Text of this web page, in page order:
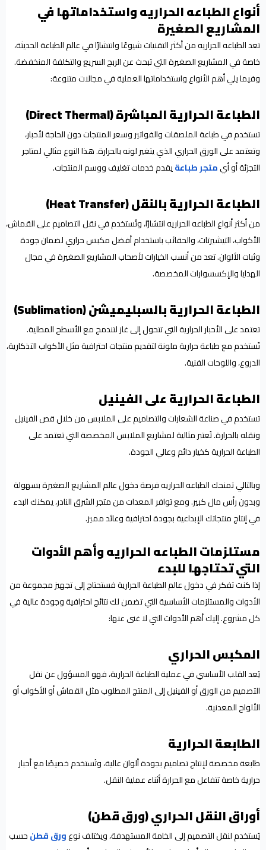
أنواع الطباعه الحراريه واستخداماتها في
المشاريع الصغيرة
تعد الطباعه الحراريه من أكثر التقنيات شيوعًا وانتشارًا في عالم الطباعة الحديثة،
خاصة في المشاريع الصغيرة التي تبحث عن الربح السريع والتكلفة المنخفضة.
وفيما يلي أهم الأنواع واستخداماتها العملية في مجالات متنوعة:
الطباعة الحرارية المباشرة (Direct Thermal)
تستخدم في طباعة الملصقات والفواتير وسعر المنتجات دون الحاجة لأحبار،
وتعتمد على الورق الحراري الذي يتغير لونه بالحرارة. هذا النوع مثالي لمتاجر
التجزئة أو أيمتجر طباعةيقدم خدمات تغليف ووسم المنتجات.
الطباعة الحرارية بالنقل (Heat Transfer)
من أكثر أنواع الطباعه الحراريه انتشارًا، وتُستخدم في نقل التصاميم على القماش،
الأكواب، التيشيرتات، والحقائب باستخدام أفضل مكبس حراري لضمان جودة
وثبات الألوان. تعد من أنسب الخيارات لأصحاب المشاريع الصغيرة في مجال
الهدايا والإكسسوارات المخصصة.
الطباعة الحرارية بالسبليميشن (Sublimation)
تعتمد على الأحبار الحرارية التي تتحول إلى غاز لتندمج مع الأسطح المطلية.
تُستخدم مع طباعة حرارية ملونة لتقديم منتجات احترافية مثل الأكواب التذكارية،
الدروع، واللوحات الفنية.
الطباعة الحرارية على الفينيل
تستخدم في صناعة الشعارات والتصاميم على الملابس من خلال قص الفينيل
ونقله بالحرارة. تُعتبر مثالية لمشاريع الملابس المخصصة التي تعتمد على
الطباعة الحرارية كخيار دائم وعالي الجودة.
وبالتالي تمنحك الطباعه الحراريه فرصة دخول عالم المشاريع الصغيرة بسهولة
وبدون رأس مال كبير. ومع توافر المعدات من متجر الشرق النادر، يمكنك البدء
في إنتاج منتجاتك الإبداعية بجودة احترافية وعائد مميز.
مستلزمات الطباعه الحراريه وأهم الأدوات
التي تحتاجها للبدء
إذا كنت تفكر في دخول عالم الطباعة الحرارية فستحتاج إلى تجهيز مجموعة من
الأدوات والمستلزمات الأساسية التي تضمن لك نتائج احترافية وجودة عالية في
كل مشروع. إليك أهم الأدوات التي لا غنى عنها:
المكبس الحراري
يُعد القلب الأساسي في عملية الطباعة الحرارية، فهو المسؤول عن نقل
التصميم من الورق أو الفينيل إلى المنتج المطلوب مثل القماش أو الأكواب أو
الألواح المعدنية.
الطابعة الحرارية
طابعة مخصصة لإنتاج تصاميم بجودة ألوان عالية، وتُستخدم خصيصًا مع أحبار
حرارية خاصة تتفاعل مع الحرارة أثناء عملية النقل.
أوراق النقل الحراري (ورق قطن)
يُستخدم لنقل التصميم إلى الخامة المستهدفة، ويختلف نوعورق قطنحسب